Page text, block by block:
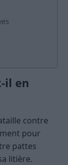
il en
contre
pour
pattes
litière.